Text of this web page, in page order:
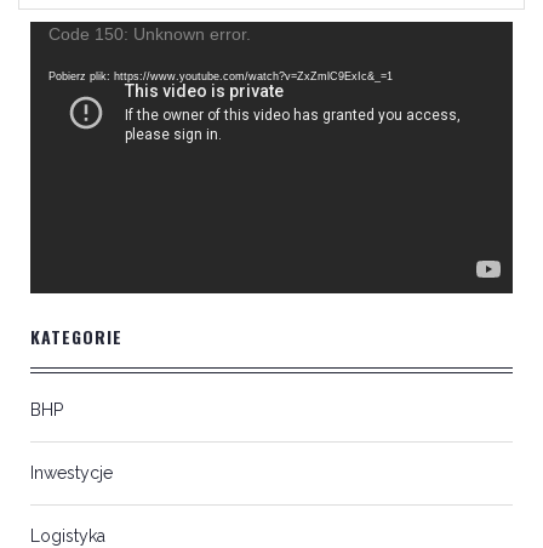
Odtwarzacz
Code 150: Unknown error.
Pobierz plik: https://www.youtube.com/watch?v=ZxZmlC9ExIc&_=1
KATEGORIE
BHP
Inwestycje
Logistyka